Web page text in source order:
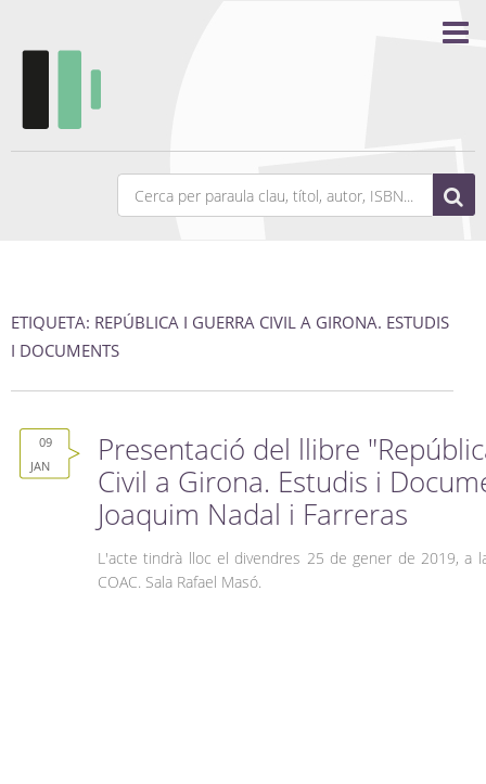
ETIQUETA: REPÚBLICA I GUERRA CIVIL A GIRONA. ESTUDIS
I DOCUMENTS
09
JAN
Presentació del llibre
Civil a Girona. Estudis i
Joaquim Nadal i Farreras
L'acte tindrà lloc el divendres 25 de gener de 2019, a
COAC. Sala Rafael Masó.